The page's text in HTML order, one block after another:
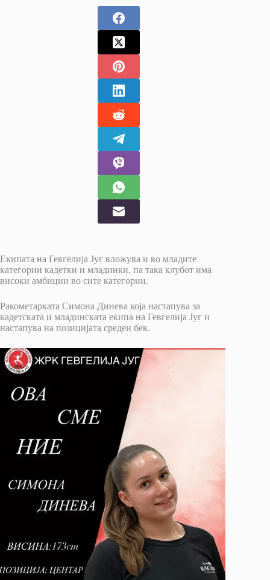
Екипата на Гевгелија Југ вложува и во младите
категории кадетки и младинки, па така клубот има
високи амбиции во сите категории.
Ракометарката Симона Динева која настапува за
кадетската и младинската екипа на Гевгелија Југ и
настапува на позицијата среден бек.